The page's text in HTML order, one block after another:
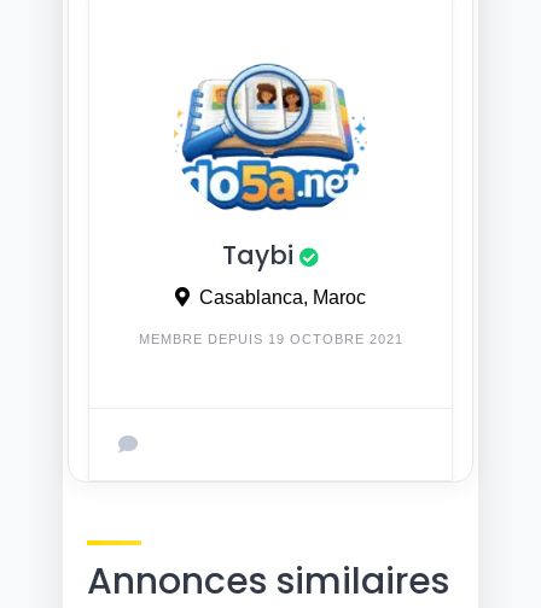
Taybi
Casablanca, Maroc
MEMBRE DEPUIS 19 OCTOBRE 2021
Annonces similaires